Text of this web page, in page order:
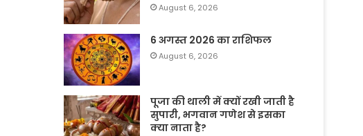
August 6, 2026
6 अगस्त 2026 का राशिफल
August 6, 2026
पूजा की थाली में क्यों रखी जाती है
सुपारी, भगवान गणेश से इसका
क्या नाता है?